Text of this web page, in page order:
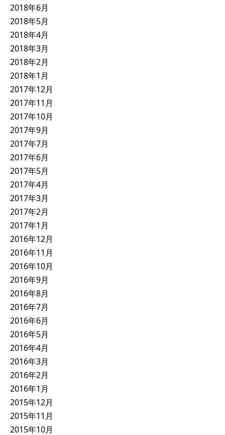
2018年6月
2018年5月
2018年4月
2018年3月
2018年2月
2018年1月
2017年12月
2017年11月
2017年10月
2017年9月
2017年7月
2017年6月
2017年5月
2017年4月
2017年3月
2017年2月
2017年1月
2016年12月
2016年11月
2016年10月
2016年9月
2016年8月
2016年7月
2016年6月
2016年5月
2016年4月
2016年3月
2016年2月
2016年1月
2015年12月
2015年11月
2015年10月